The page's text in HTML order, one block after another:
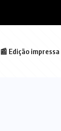
📰 Edição impressa